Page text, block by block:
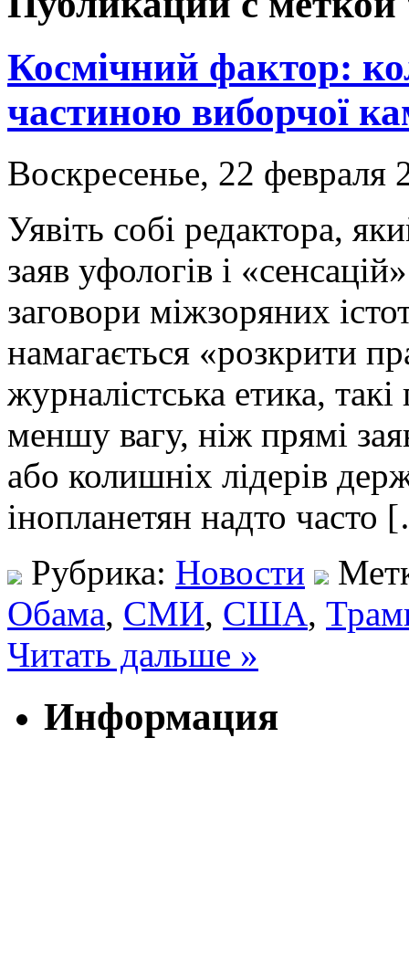
Космічний фактор:
частиною виборчої
Воскресенье, 22 февраля
Уявіть собі редактора,
заяв уфологів і
заговори міжзоряних
намагається «розкрити
журналістська етика,
меншу вагу, ніж прямі
або колишніх лідерів
інопланетян надто
Рубрика: Новости
Обама, СМИ, США,
Читать дальше »
Информация